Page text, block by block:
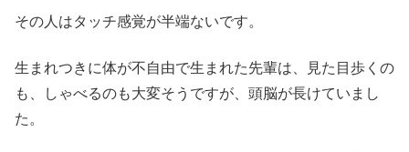
その人はタッチ感覚が半端ないです。
生まれつきに体が不自由で生まれた先輩は、見た目歩くの
も、しゃべるのも大変そうですが、頭脳が長けていまし
た。